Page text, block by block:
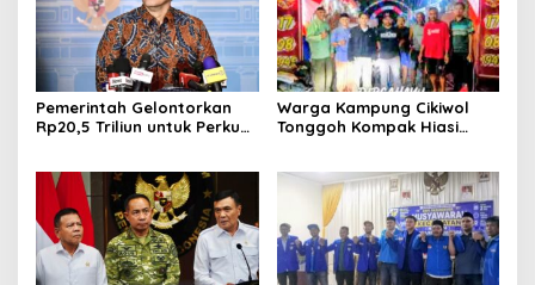
Pemerintah Gelontorkan
Rp20,5 Triliun untuk Perkuat
Warga Kampung Cikiwol
Tonggoh Kompak Hiasi